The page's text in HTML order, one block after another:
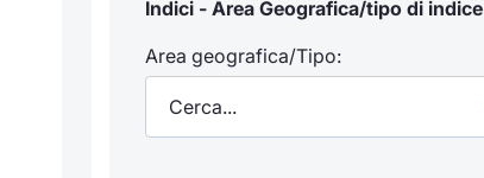
Indici - Area Geografica/tipo di indice
Area geografica/Tipo: